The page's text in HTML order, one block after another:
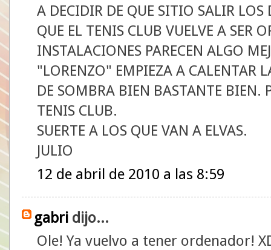
A DECIDIR DE QUE SITIO SALIR
QUE EL TENIS CLUB VUELVE A SER
INSTALACIONES PARECEN ALGO
"LORENZO" EMPIEZA A CALENTAR
DE SOMBRA BIEN BASTANTE BIEN.
TENIS CLUB.
SUERTE A LOS QUE VAN A ELVAS.
JULIO
12 de abril de 2010 a las 8:59
gabri dijo...
Ole! Ya vuelvo a tener ordenador!